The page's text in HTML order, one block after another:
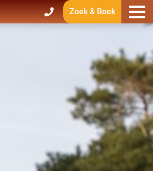
Zoek & Boek